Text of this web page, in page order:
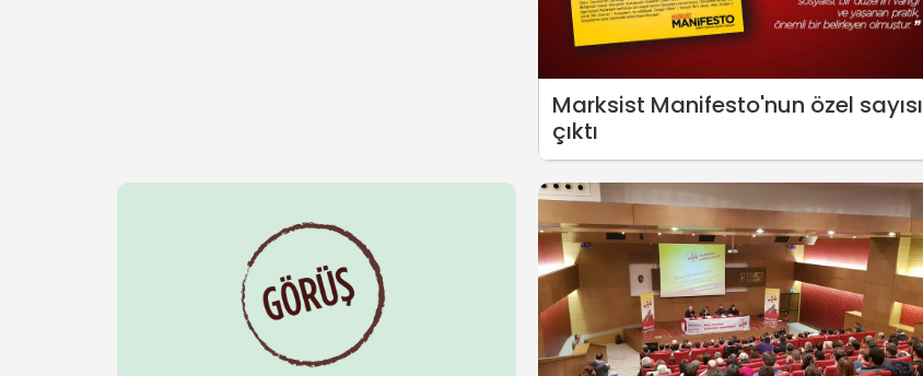
Marksist Manifesto'nun özel sayısı
çıktı